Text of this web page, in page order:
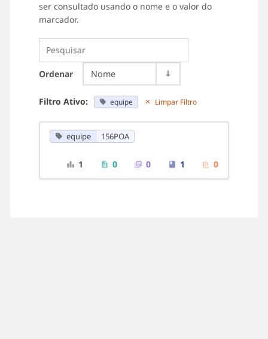
ser consultado usando o nome e o valor do
marcador.
Ordenar Nome
Filtro Ativo: equipe Limpar Filtro
equipe 156POA
1 0 0 1 0